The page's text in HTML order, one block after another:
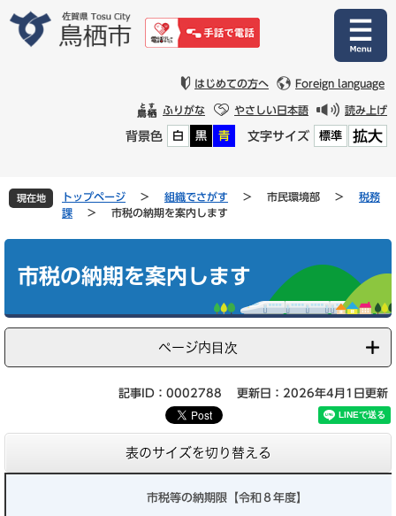
文
はじめての方へ Foreign language
ふりがな やさしい日本語 読み上げ
背景色 白 黒 青 文字サイズ 標準 拡大
現在地 トップページ > 組織でさがす > 市民環境部 >
税務
課
> 市税の納期を案内します
市税の納期を案内します
ページ内目次
記事ID：0002788 更新日：2026年4月1日更新
表のサイズを切り替える
市税等の納期限【令和８年度】